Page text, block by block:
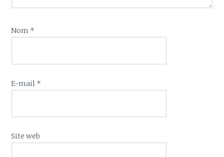
Nom *
E-mail *
Site web